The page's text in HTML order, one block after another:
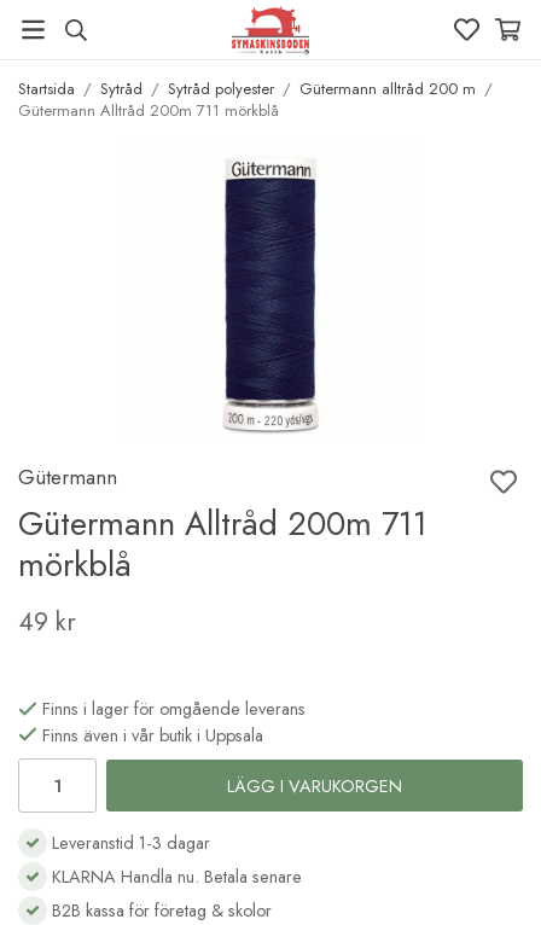
Startsida / Sytråd / Sytråd polyester / Gütermann alltråd 200 m /
Gütermann Alltråd 200m 711 mörkblå
Gütermann
Gütermann Alltråd 200m 711
mörkblå
49 kr
Finns i lager för omgående leverans
Finns även i vår butik i Uppsala
LÄGG I VARUKORGEN
Leveranstid 1-3 dagar
KLARNA Handla nu. Betala senare
B2B kassa för företag & skolor